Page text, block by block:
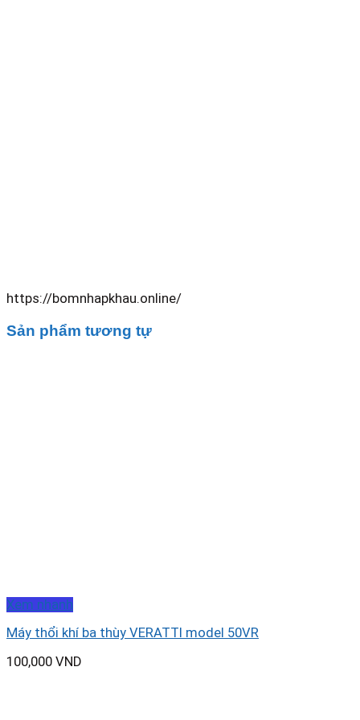
https://bomnhapkhau.online/
Sản phẩm tương tự
Xem nhanh
Máy thổi khí ba thùy VERATTI model 50VR
100,000 VND